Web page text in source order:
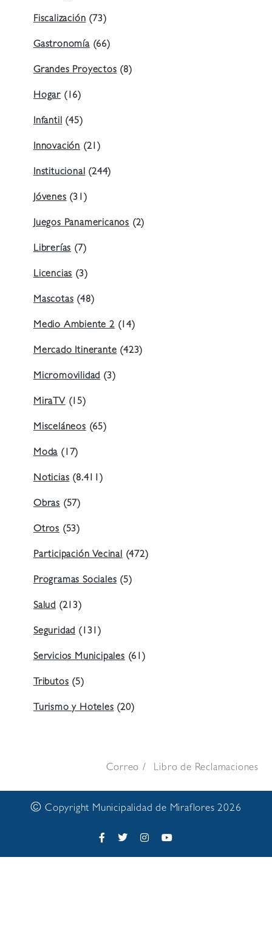
Fiscalización(73)
Gastronomía(66)
Grandes Proyectos(8)
Hogar (16)
Infantil(45)
Innovación (21)
Institucional(244)
Jóvenes(31)
Juegos Panamericanos (2)
Librerías(7)
Licencias(3)
Mascotas(48)
Medio Ambiente 2(14)
Mercado Itinerante(423)
Micromovilidad(3)
MiraTV(15)
Misceláneos(65)
Moda(17)
Noticias(8.411)
Obras (57)
Otros (53)
Participación Vecinal(472)
Programas Sociales(5)
Salud (213)
Seguridad(131)
Servicios Municipales(61)
Tributos(5)
Turismo y Hoteles(20)
Correo Libro de Reclamaciones
© Copyright Municipalidad de Miraflores 2026